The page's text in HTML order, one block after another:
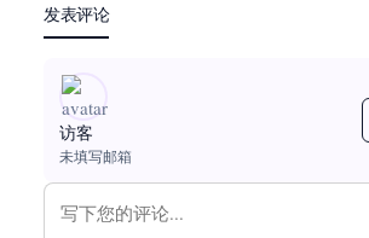
发表评论
访客
未填写邮箱